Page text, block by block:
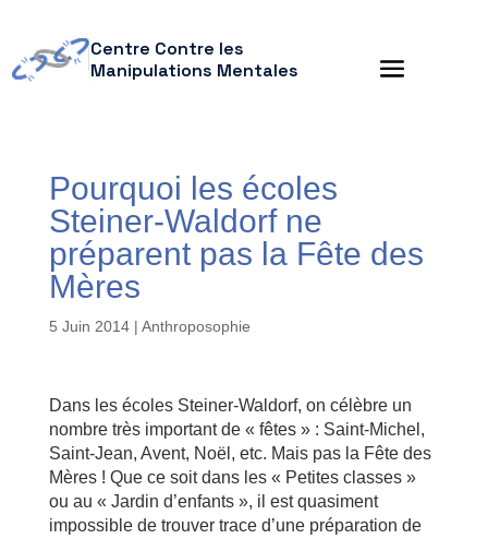
Centre Contre les
Manipulations Mentales
Pourquoi les écoles
Steiner-Waldorf ne
préparent pas la Fête des
Mères
5 Juin 2014| Anthroposophie
Dans les écoles Steiner-Waldorf, on célèbre un
nombre très important de « fêtes » : Saint-Michel,
Saint-Jean, Avent, Noël, etc. Mais pas la Fête des
Mères ! Que ce soit dans les « Petites classes »
ou au « Jardin d’enfants », il est quasiment
impossible de trouver trace d’une préparation de